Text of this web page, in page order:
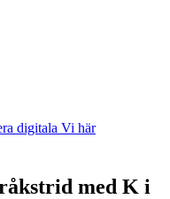
digitala Vi här
med K i